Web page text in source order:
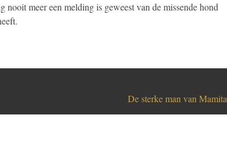
meer een melding is geweest van de missende hond
De sterke man van Mamita